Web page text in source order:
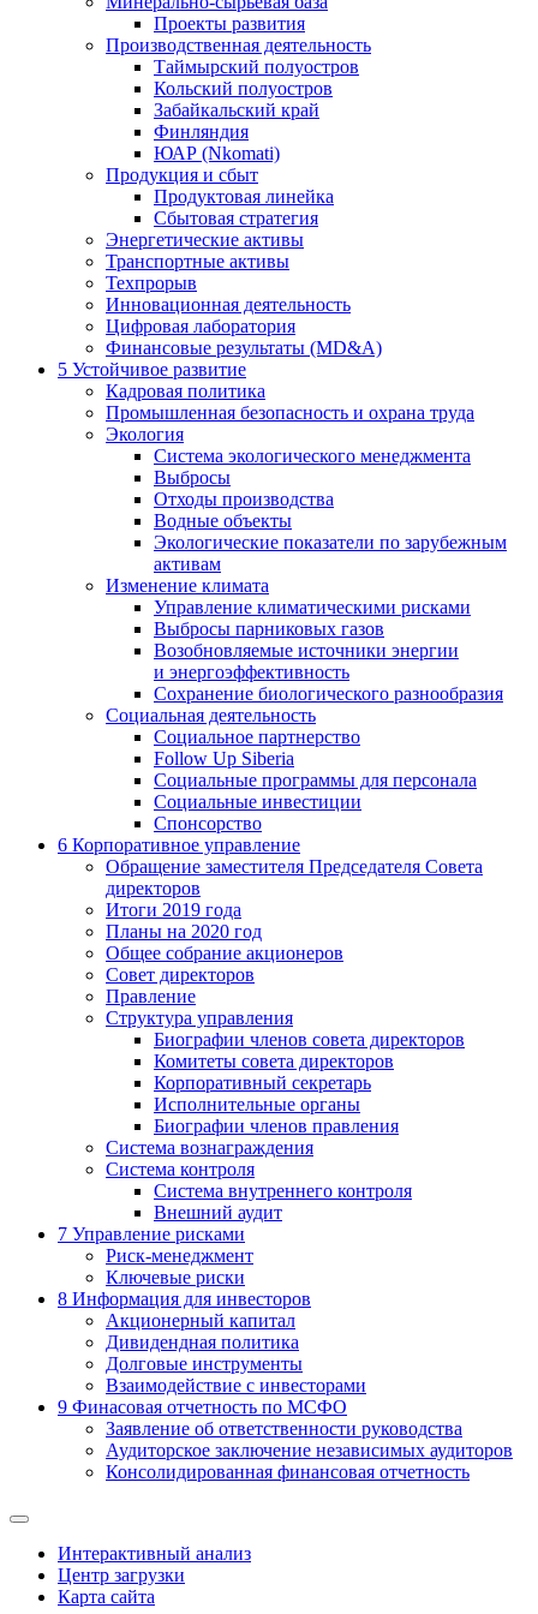
Проекты развития
Производственная деятельность
Таймырский полуостров
Кольский полуостров
Забайкальский край
Финляндия
ЮАР (Nkomati)
Продукция и сбыт
Продуктовая линейка
Сбытовая стратегия
Энергетические активы
Транспортные активы
Техпрорыв
Инновационная деятельность
Цифровая лаборатория
Финансовые результаты (MD&A)
5 Устойчивое развитие
Кадровая политика
Промышленная безопасность и охрана труда
Экология
Система экологического менеджмента
Выбросы
Отходы производства
Водные объекты
Экологические показатели по зарубежным
активам
Изменение климата
Управление климатическими рисками
Выбросы парниковых газов
Возобновляемые источники энергии
и энергоэффективность
Сохранение биологического разнообразия
Социальная деятельность
Социальное партнерство
Follow Up Siberia
Социальные программы для персонала
Социальные инвестиции
Спонсорство
6 Корпоративное управление
Обращение заместителя Председателя Совета
директоров
Итоги 2019 года
Планы на 2020 год
Общее собрание акционеров
Совет директоров
Правление
Структура управления
Биографии членов совета директоров
Комитеты совета директоров
Корпоративный секретарь
Исполнительные органы
Биографии членов правления
Система вознаграждения
Система контроля
Система внутреннего контроля
Внешний аудит
7 Управление рисками
Риск-менеджмент
Ключевые риски
8 Информация для инвесторов
Акционерный капитал
Дивидендная политика
Долговые инструменты
Взаимодействие с инвеcторами
9 Финасовая отчетность по МСФО
Заявление об ответственности руководства
Аудиторское заключение независимых аудиторов
Консолидированная финансовая отчетность
Интерактивный анализ
Центр загрузки
Карта сайта